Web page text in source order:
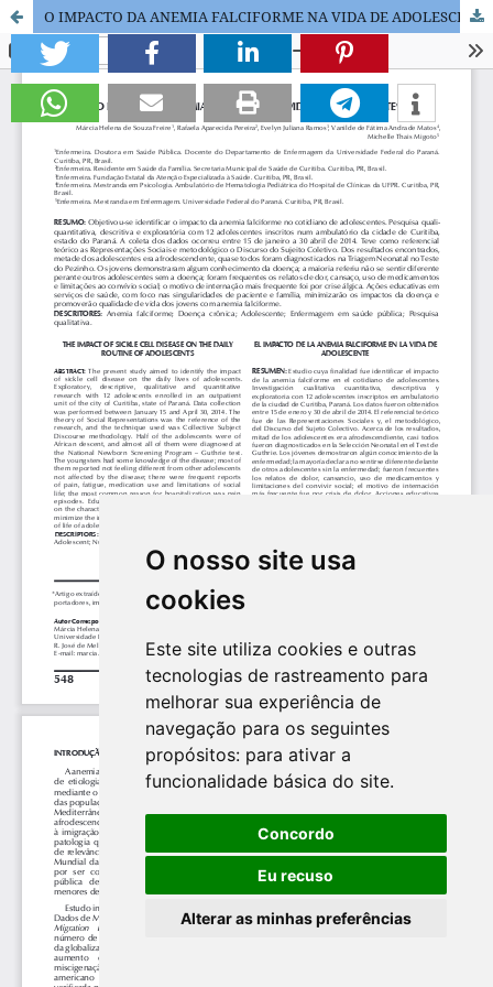
O nosso site usa
cookies
Este site utiliza cookies e outras
tecnologias de rastreamento para
melhorar sua experiência de
navegação para os seguintes
propósitos: para ativar a
funcionalidade básica do site.
Concordo
Eu recuso
Alterar as minhas preferências
O IMPACTO DA ANEMIA FALCIFORME NA VIDA DE ADOLESCENTE